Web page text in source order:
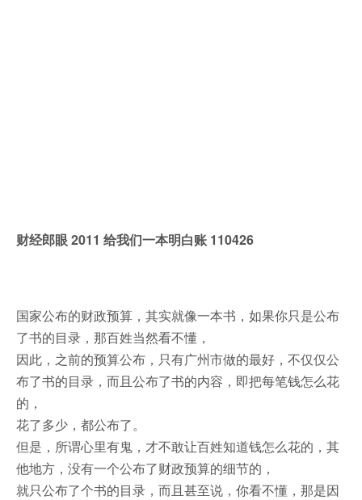
财经郎眼 2011 给我们一本明白账 110426
国家公布的财政预算，其实就像一本书，如果你只是公布
了书的目录，那百姓当然看不懂，
因此，之前的预算公布，只有广州市做的最好，不仅仅公
布了书的目录，而且公布了书的内容，即把每笔钱怎么花
的，
花了多少，都公布了。
但是，所谓心里有鬼，才不敢让百姓知道钱怎么花的，其
他地方，没有一个公布了财政预算的细节的，
就只公布了个书的目录，而且甚至说，你看不懂，那是因